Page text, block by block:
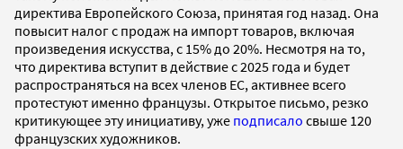
директива Европейского Союза, принятая год назад. Она
повысит налог с продаж на импорт товаров, включая
произведения искусства, с 15% до 20%. Несмотря на то,
что директива вступит в действие с 2025 года и будет
распространяться на всех членов ЕС, активнее всего
протестуют именно французы. Открытое письмо, резко
критикующее эту инициативу, уже подписало свыше 120
французских художников.